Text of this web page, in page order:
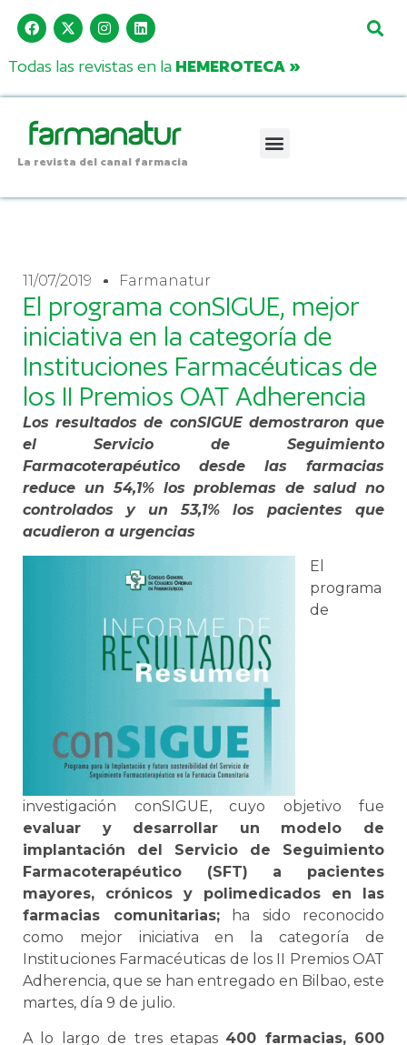
Todas las revistas en la HEMEROTECA »
La revista del canal farmacia
11/07/2019 Farmanatur
El programa conSIGUE, mejor
iniciativa en la categoría de
Instituciones Farmacéuticas de
los II Premios OAT Adherencia
Los resultados de conSIGUE demostraron que
el Servicio de Seguimiento
Farmacoterapéutico desde las farmacias
reduce un 54,1% los problemas de salud no
controlados y un 53,1% los pacientes que
acudieron a urgencias
El
programa
de
investigación conSIGUE, cuyo objetivo fue
evaluar y desarrollar un modelo de
implantación del Servicio de Seguimiento
Farmacoterapéutico (SFT) a pacientes
mayores, crónicos y polimedicados en las
farmacias comunitarias;ha sido reconocido
como mejor iniciativa en la categoría de
Instituciones Farmacéuticas de los II Premios OAT
Adherencia, que se han entregado en Bilbao, este
martes, día 9 de julio.
A lo largo de tres etapas 400 farmacias, 600